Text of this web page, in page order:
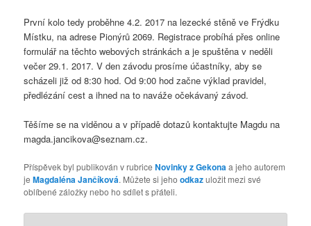
První kolo tedy proběhne 4.2. 2017 na lezecké stěně ve Frýdku
Místku, na adrese Pionýrů 2069. Registrace probíhá přes online
formulář na těchto webových stránkách a je spuštěna v neděli
večer 29.1. 2017. V den závodu prosíme účastníky, aby se
scházeli již od 8:30 hod. Od 9:00 hod začne výklad pravidel,
předlézání cest a ihned na to naváže očekávaný závod.
Těšíme se na viděnou a v případě dotazů kontaktujte Magdu na
magda.jancikova@seznam.cz.
Příspěvek byl publikován v rubriceNovinky z Gekonaa jeho autorem
jeMagdaléna Jančíková. Můžete si jehoodkazuložit mezi své
oblíbené záložky nebo ho sdílet s přáteli.